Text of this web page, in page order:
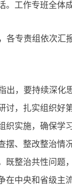
。工作专班全体
，各专责组依次汇
出 ，要持续深化
讨，扎实组织好
织实施，确保学
摆、整改整治情
既整治共性问题
在中央和省级主